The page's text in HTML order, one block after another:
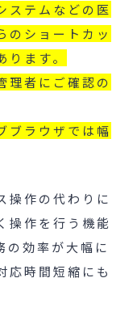
ステムなどの医
のショートカッ
ます。
理者にご確認の
ブラウザでは幅
操作の代わりに
操作を行う機能
の効率が大幅に
応時間短縮にも